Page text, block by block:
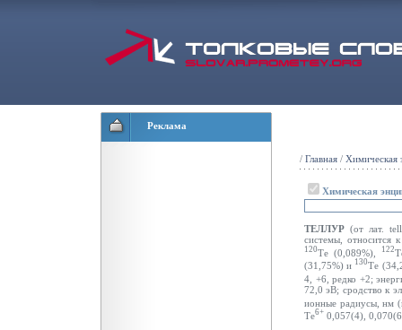
Реклама
/ Главная / Химическая
Химическая
ТЕЛЛУР (от лат.
системы, относится
120Те (0,089%), 122
(31,75%) и 130Те
4, +6, редко +2;
72,0 эВ; сродство к
ионные радиусы, нм
Те6+ 0,057(4),